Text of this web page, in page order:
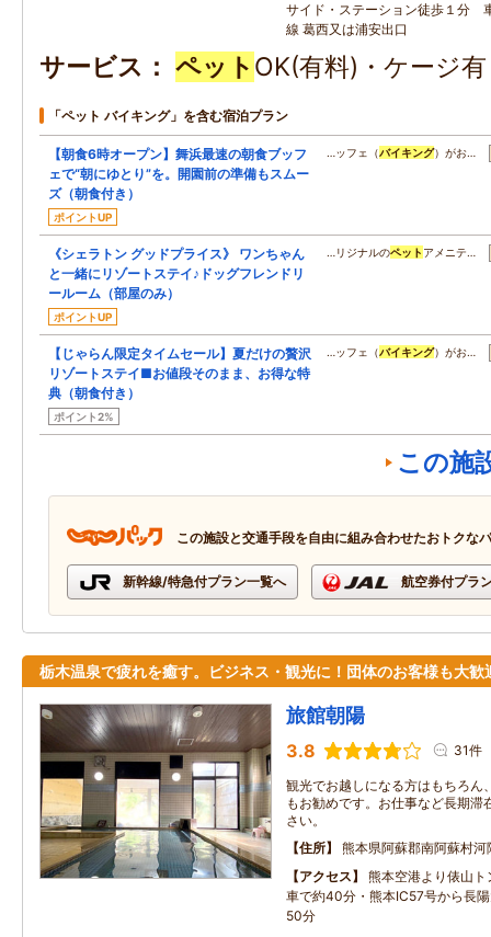
サイド・ステーション徒歩１分
線 葛西又は浦安出口
サービス ペット OK(有料)・ケージ
「ペット バイキング」を含む宿泊プラン
【朝食6時オープン】舞浜最速の朝食ブッフ
ェで“朝にゆとり”を。開園前の準備もスムー
ズ（朝食付き）
ポイントUP
…ッフェ（バイキング）がお…
《シェラトン グッドプライス》 ワンちゃん
と一緒にリゾートステイ♪ドッグフレンドリ
ールーム（部屋のみ）
ポイントUP
…リジナルのペット アメニテ…
【じゃらん限定タイムセール】夏だけの贅沢
リゾートステイ■お値段そのまま、お得な特
典（朝食付き）
ポイント2%
…ッフェ（バイキング）がお…
この施
この施設と交通手段を自由に組み合わせたおトクな
新幹線/特急付プラン一覧へ 航空券付プラ
栃木温泉で疲れを癒す。ビジネス・観光に！団体のお客様も大歓
旅館朝陽
3.8 31件
観光でお越しになる方はもちろん
もお勧めです。お仕事など長期滞
さい。
住所
熊本県阿蘇郡南阿蘇村
アクセス
熊本空港より俵山
車で約40分・熊本IC57号から長
50分